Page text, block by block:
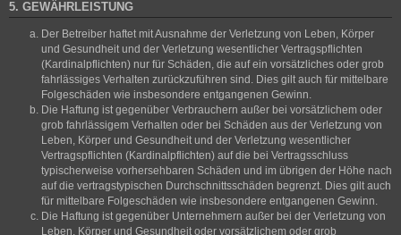
5. GEWÄHRLEISTUNG
Der Betreiber haftet mit Ausnahme der Verletzung von Leben, Körper
und Gesundheit und der Verletzung wesentlicher Vertragspflichten
(Kardinalpflichten) nur für Schäden, die auf ein vorsätzliches oder grob
fahrlässiges Verhalten zurückzuführen sind. Dies gilt auch für mittelbare
Folgeschäden wie insbesondere entgangenen Gewinn.
Die Haftung ist gegenüber Verbrauchern außer bei vorsätzlichem oder
grob fahrlässigem Verhalten oder bei Schäden aus der Verletzung von
Leben, Körper und Gesundheit und der Verletzung wesentlicher
Vertragspflichten (Kardinalpflichten) auf die bei Vertragsschluss
typischerweise vorhersehbaren Schäden und im übrigen der Höhe nach
auf die vertragstypischen Durchschnittsschäden begrenzt. Dies gilt auch
für mittelbare Folgeschäden wie insbesondere entgangenen Gewinn.
Die Haftung ist gegenüber Unternehmern außer bei der Verletzung von
Leben, Körper und Gesundheit oder vorsätzlichem oder grob